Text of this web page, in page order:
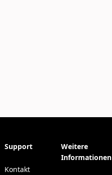
Support
Kontakt
Weitere
Informationen